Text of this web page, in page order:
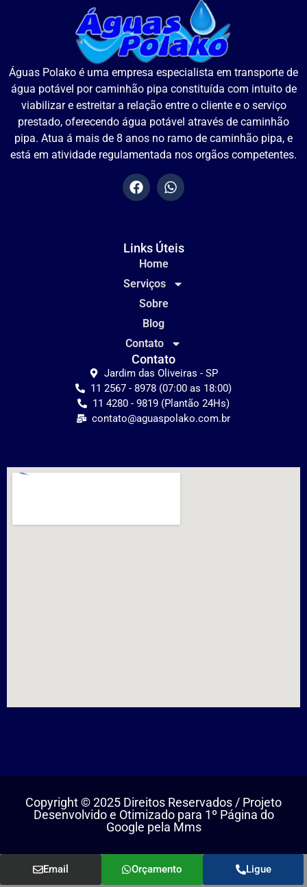
Águas Polako é uma empresa especialista em transporte de
água potável por caminhão pipa constituída com intuito de
viabilizar e estreitar a relação entre o cliente e o serviço
prestado, oferecendo água potável através de caminhão
pipa. Atua á mais de 8 anos no ramo de caminhão pipa, e
está em atividade regulamentada nos orgãos competentes.
Links Úteis
Home
Serviços
Sobre
Blog
Contato
Contato
Jardim das Oliveiras - SP
11 2567 - 8978 (07:00 as 18:00)
11 4280 - 9819 (Plantão 24Hs)
contato@aguaspolako.com.br
Copyright © 2025 Direitos Reservados / Projeto
Desenvolvido e Otimizado para 1º Página do
Google pela Mms
Email Orçamento Ligue